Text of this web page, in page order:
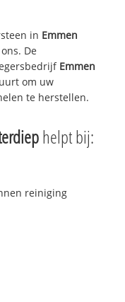
in Emmen
De
Emmen
om uw
te herstellen.
helpt bij:
reiniging